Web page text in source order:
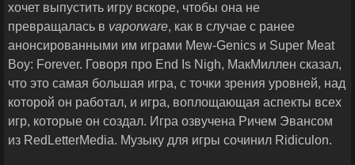
хочет выпустить игру вскоре, чтобы она не
превращалась в vaporware, как в случае с ранее
анонсированными им играми Mew-Genics и Super Meat
Boy: Forever. Говоря про End Is Nigh, МакМиллен сказал,
что это самая большая игра, с точки зрения уровней, над
которой он работал, и игра, воплощающая аспекты всех
игр, которые он создал. Игра озвучена Ричем Эвансом
из RedLetterMedia. Музыку для игры сочинил Ridiculon.